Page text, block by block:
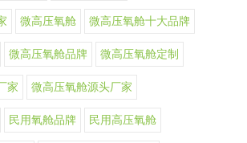
微高压氧舱 微高压氧舱十大品牌
微高压氧舱品牌 微高压氧舱定制
家 微高压氧舱源头厂家
民用氧舱品牌 民用高压氧舱